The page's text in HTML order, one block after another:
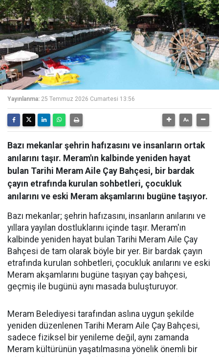
Yayınlanma: 25 Temmuz 2026 Cumartesi 13:56
Bazı mekanlar şehrin hafızasını ve insanların ortak
anılarını taşır. Meram'ın kalbinde yeniden hayat
bulan Tarihi Meram Aile Çay Bahçesi, bir bardak
çayın etrafında kurulan sohbetleri, çocukluk
anılarını ve eski Meram akşamlarını bugüne taşıyor.
Bazı mekanlar; şehrin hafızasını, insanların anılarını ve
yıllara yayılan dostluklarını içinde taşır. Meram'ın
kalbinde yeniden hayat bulan Tarihi Meram Aile Çay
Bahçesi de tam olarak böyle bir yer. Bir bardak çayın
etrafında kurulan sohbetleri, çocukluk anılarını ve eski
Meram akşamlarını bugüne taşıyan çay bahçesi,
geçmiş ile bugünü aynı masada buluşturuyor.
Meram Belediyesi tarafından aslına uygun şekilde
yeniden düzenlenen Tarihi Meram Aile Çay Bahçesi,
sadece fiziksel bir yenileme değil, aynı zamanda
Meram kültürünün yaşatılmasına yönelik önemli bir